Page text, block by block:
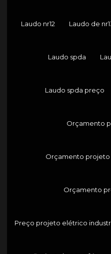
Laudo nr12 Laudo de
Laudo spda
Laudo spda preço
Orçamento
Orçamento projeto
Orçamento
Preço projeto elétrico